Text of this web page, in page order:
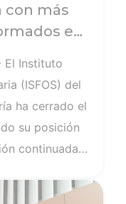
con más
en
El Instituto
(ISFOS) del
ha cerrado el
su posición
continuada
innovación y
Ver noticia